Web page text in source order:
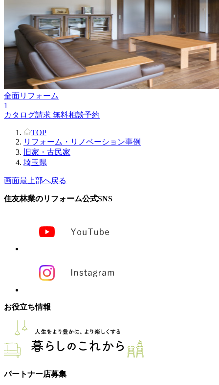
全面リフォーム
1
カタログ請求 無料相談予約
TOP
リフォーム・リノベーション事例
旧家・古民家
埼玉県
画面最上部へ戻る
住友林業のリフォーム公式SNS
お役立ち情報
パートナー店募集